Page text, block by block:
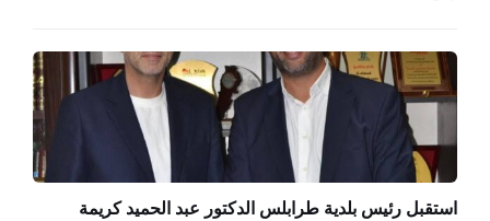
استقبل رئيس بلدية طرابلس الدكتور عبد الحميد كريمة